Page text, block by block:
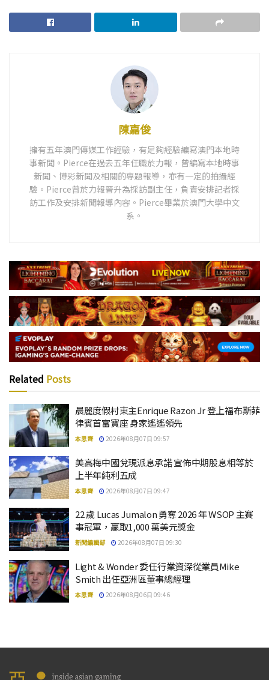
陳嘉俊
擁有五年澳門傳媒工作經驗，有足夠經驗編寫澳門本地時
事新聞。Pierce在過去五年任職於力報，曾編寫本地時事
新聞、博彩新聞及相關的專題報導，亦有一定的拍攝經
驗。Pierce曾於力報晉升為採訪副主任，負責安排記者採
訪工作及安排新聞報導內容。Pierce畢業於澳門大學中文
系。
Related Posts
晨麗度假村東主Enrique Razon Jr 登上福布斯菲
律賓首富寶座 身家遙遙領先
本思齊 2026年08月07日 09:57
美高梅中國兌現派息承諾 宣佈中期股息相等於
上半年純利五成
本思齊 2026年08月07日 09:47
22 歲 Lucas Jumalon 勇奪 2026 年 WSOP 主賽
事冠軍，贏取1,000 萬美元獎金
新聞編輯部 2026年08月07日 09:30
Light & Wonder 委任行業資深從業員Mike
Smith 出任亞洲區董事總經理
本思齊 2026年08月06日 09:46